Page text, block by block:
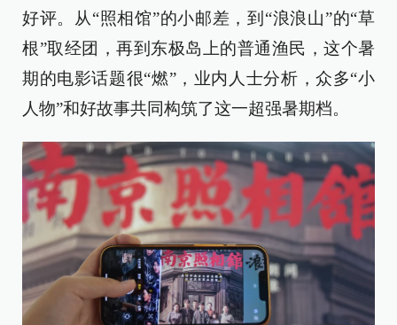
好评。从“照相馆”的小邮差，到“浪浪山”的“草
根”取经团，再到东极岛上的普通渔民，这个暑
期的电影话题很“燃”，业内人士分析，众多“小
人物”和好故事共同构筑了这一超强暑期档。